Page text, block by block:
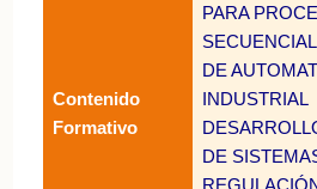
Contenido
Formativo
PARA
DE
INDUSTRIAL
DE